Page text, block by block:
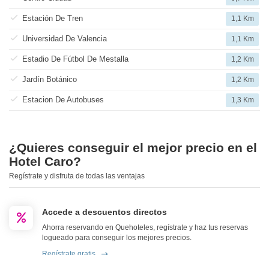
Estación De Tren 1,1 Km
Universidad De Valencia 1,1 Km
Estadio De Fútbol De Mestalla 1,2 Km
Jardín Botánico 1,2 Km
Estacion De Autobuses 1,3 Km
¿Quieres conseguir el mejor precio en el
Hotel Caro?
Regístrate y disfruta de todas las ventajas
Accede a descuentos directos
Ahorra reservando en Quehoteles, regístrate y haz tus reservas
logueado para conseguir los mejores precios.